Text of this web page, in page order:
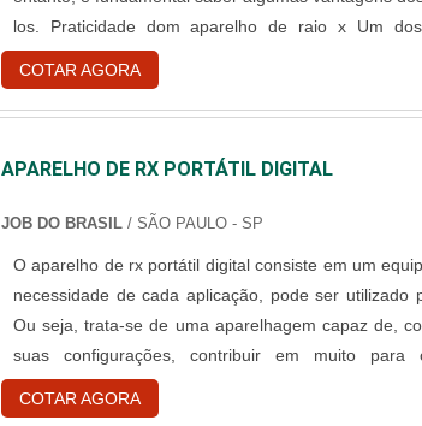
los. Praticidade dom aparelho de raio x Um
procurados hoje em dia é o aparelho digital. Esse
“fotografias” dos ossos dos pacientes com grande
COTAR AGORA
APARELHO DE RX PORTÁTIL DIGITAL
JOB DO BRASIL/ SÃO PAULO - SP
O aparelho de rx portátil digital consiste em um
necessidade de cada aplicação, pode ser utilizado
Ou seja, trata-se de uma aparelhagem capaz de,
suas configurações, contribuir em muito para
radiológicos realizados em humanos ou
quantidade de funções passíveis de serem
COTAR AGORA